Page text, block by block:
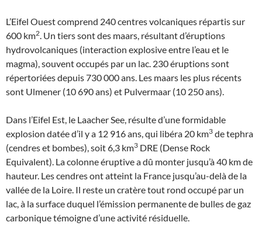
L’Eifel Ouest comprend 240 centres volcaniques répartis sur
600 km2. Un tiers sont des maars, résultant d’éruptions
hydrovolcaniques (interaction explosive entre l’eau et le
magma), souvent occupés par un lac. 230 éruptions sont
répertoriées depuis 730 000 ans. Les maars les plus récents
sont Ulmener (10 690 ans) et Pulvermaar (10 250 ans).
Dans l’Eifel Est, le Laacher See, résulte d’une formidable
explosion datée d’il y a 12 916 ans, qui libéra 20 km3 de tephra
(cendres et bombes), soit 6,3 km3 DRE (Dense Rock
Equivalent). La colonne éruptive a dû monter jusqu’à 40 km de
hauteur. Les cendres ont atteint la France jusqu’au-delà de la
vallée de la Loire. Il reste un cratère tout rond occupé par un
lac, à la surface duquel l’émission permanente de bulles de gaz
carbonique témoigne d’une activité résiduelle.